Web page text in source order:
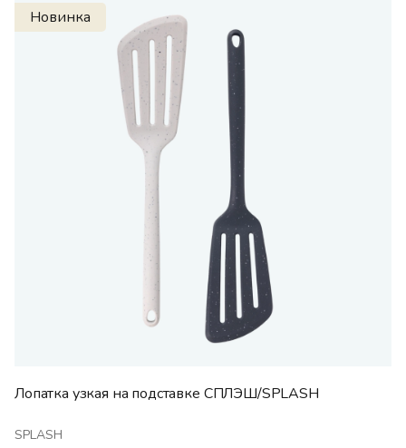
Новинка
Лопатка узкая на подставке СПЛЭШ/SPLASH
SPLASH